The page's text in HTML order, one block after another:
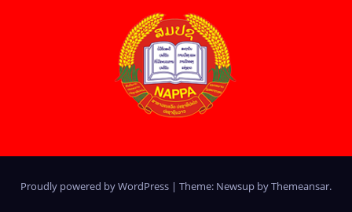
Proudly powered by WordPress | Theme: Newsup byThemeansar.